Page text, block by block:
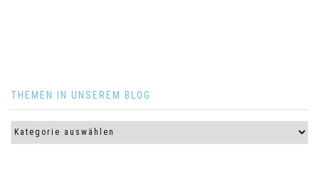
THEMEN IN UNSEREM BLOG